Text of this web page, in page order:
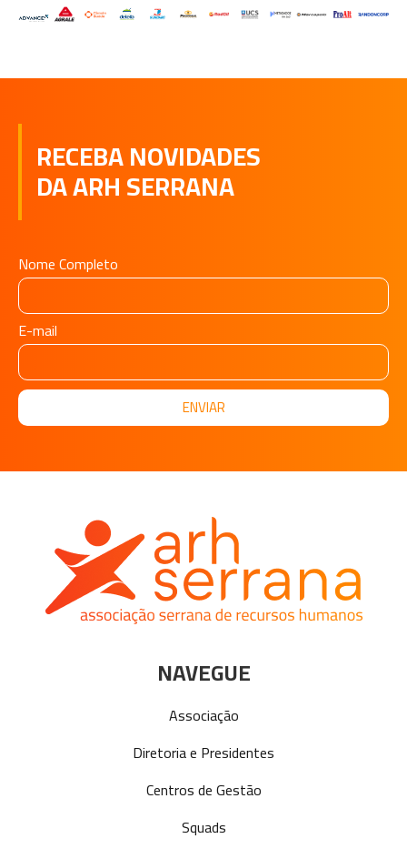
RECEBA NOVIDADES
DA ARH SERRANA
Nome Completo
E-mail
ENVIAR
NAVEGUE
Associação
Diretoria e Presidentes
Centros de Gestão
Squads